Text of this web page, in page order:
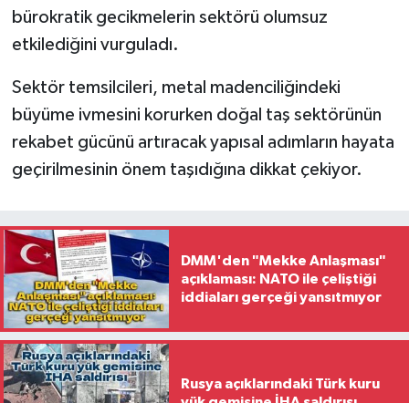
bürokratik gecikmelerin sektörü olumsuz
etkilediğini vurguladı.
Sektör temsilcileri, metal madenciliğindeki
büyüme ivmesini korurken doğal taş sektörünün
rekabet gücünü artıracak yapısal adımların hayata
geçirilmesinin önem taşıdığına dikkat çekiyor.
DMM'den "Mekke Anlaşması"
açıklaması: NATO ile çeliştiği
iddiaları gerçeği yansıtmıyor
Rusya açıklarındaki Türk kuru